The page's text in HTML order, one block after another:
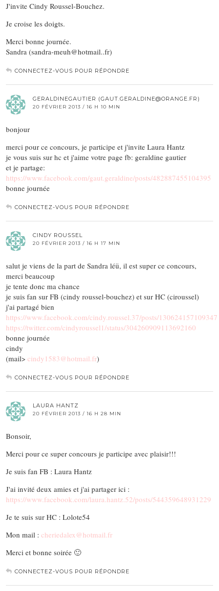
J'invite Cindy Roussel-Bouchez.
Je croise les doigts.
Merci bonne journée.
Sandra (sandra-meuh@hotmail..fr)
CONNECTEZ-VOUS POUR RÉPONDRE
GERALDINEGAUTIER (GAUT.GERALDINE@ORANGE.FR)
20 FÉVRIER 2013 / 16 H 10 MIN
bonjour
merci pour ce concours, je participe et j'invite Laura Hantz
je vous suis sur hc et j'aime votre page fb: geraldine gautier
et je partage:
https://www.facebook.com/gaut.geraldine/posts/482887455104395
bonne journée
CONNECTEZ-VOUS POUR RÉPONDRE
CINDY ROUSSEL
20 FÉVRIER 2013 / 16 H 17 MIN
salut je viens de la part de Sandra léü, il est super ce concours,
merci beaucoup
je tente donc ma chance
je suis fan sur FB (cindy roussel-bouchez) et sur HC (ciroussel)
j'ai partagé bien
https://www.facebook.com/cindy.roussel.37/posts/130624157109347
https://twitter.com/cindyroussel1/status/304260909113692160
bonne journée
cindy
(mail> cindy1583@hotmail.fr)
CONNECTEZ-VOUS POUR RÉPONDRE
LAURA HANTZ
20 FÉVRIER 2013 / 16 H 28 MIN
Bonsoir,
Merci pour ce super concours je participe avec plaisir!!!
Je suis fan FB : Laura Hantz
J'ai invité deux amies et j'ai partager ici :
https://www.facebook.com/laura.hantz.52/posts/544359648931229
Je te suis sur HC : Lolote54
Mon mail : cheriedalex@hotmail.fr
Merci et bonne soirée 🙂
CONNECTEZ-VOUS POUR RÉPONDRE